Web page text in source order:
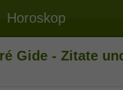
Horoskop
Gide - Zitate